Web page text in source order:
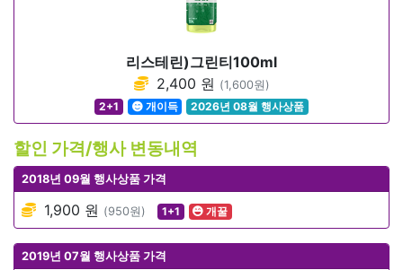
리스테린)그린티100ml
2,400 원 (1,600원)
2+1
개이득 2026년 08월 행사상품
할인 가격/행사 변동내역
2018년 09월 행사상품 가격
1,900 원 (950원) 1+1 개꿀
2019년 07월 행사상품 가격